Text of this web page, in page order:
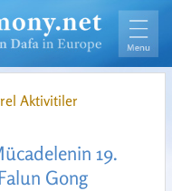
Aktivitiler
19.
Gong